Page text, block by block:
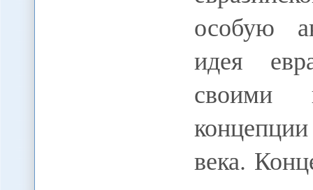
особую
идея
своими
века.